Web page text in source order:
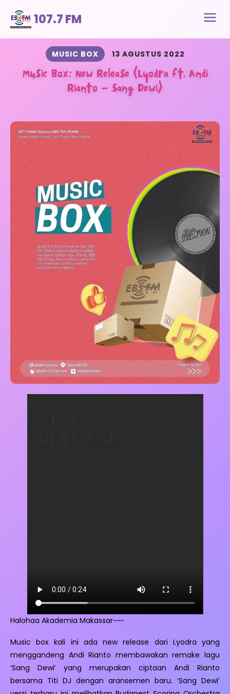
107.7 FM
MUSIC BOX 13 AGUSTUS 2022
Music Box: New Release (Lyodra ft. Andi
Rianto – Sang Dewi)
Halohaa Akademia Makassar~~~
Music box kali ini ada new release dari Lyodra yang
menggandeng Andi Rianto membawakan remake lagu
‘Sang Dewi’ yang merupakan ciptaan Andi Rianto
bersama Titi DJ dengan aransemen baru. ‘Sang Dewi’